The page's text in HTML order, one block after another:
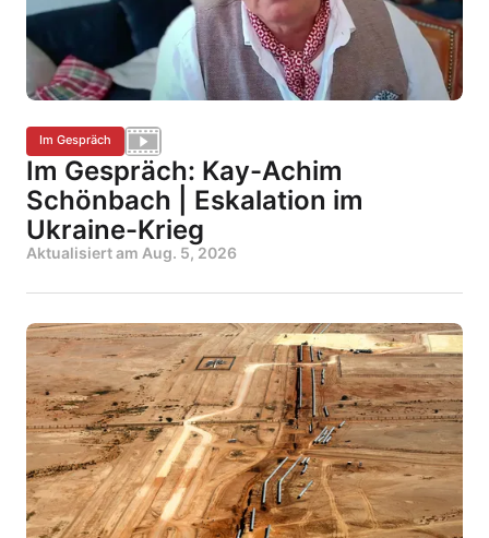
Im Gespräch
Im Gespräch: Kay-Achim
Schönbach | Eskalation im
Ukraine-Krieg
Aktualisiert am Aug. 5, 2026